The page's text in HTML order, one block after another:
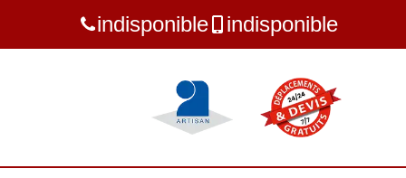
indisponible indisponible